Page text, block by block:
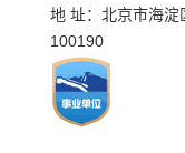
地 址：北京市海淀
100190